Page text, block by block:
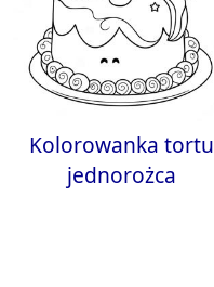
Kolorowanka tortu
jednorożca